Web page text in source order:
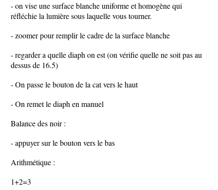
- on vise une surface blanche uniforme et homogène qui
réfléchie la lumière sous laquelle vous tourner.
- zoomer pour remplir le cadre de la surface blanche
- regarder a quelle diaph on est (on vérifie quelle ne soit pas au
dessus de 16.5)
- On passe le bouton de la cat vers le haut
- On remet le diaph en manuel
Balance des noir :
- appuyer sur le bouton vers le bas
Arithmétique :
1+2=3